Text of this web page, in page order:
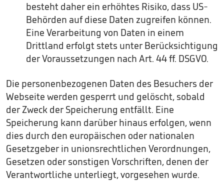
besteht daher ein erhöhtes Risiko, dass US-
Behörden auf diese Daten zugreifen können.
Eine Verarbeitung von Daten in einem
Drittland erfolgt stets unter Berücksichtigung
der Voraussetzungen nach Art. 44 ff. DSGVO.
Die personenbezogenen Daten des Besuchers der
Webseite werden gesperrt und gelöscht, sobald
der Zweck der Speicherung entfällt. Eine
Speicherung kann darüber hinaus erfolgen, wenn
dies durch den europäischen oder nationalen
Gesetzgeber in unionsrechtlichen Verordnungen,
Gesetzen oder sonstigen Vorschriften, denen der
Verantwortliche unterliegt, vorgesehen wurde.